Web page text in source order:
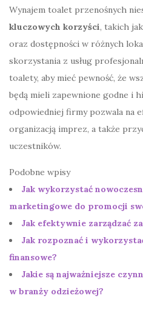
Wynajem toalet przenośnych
kluczowych korzyści, takich
oraz dostępności w różnych
skorzystania z usług
toalety, aby mieć pewność, że
będą mieli zapewnione godne i
odpowiedniej firmy pozwala na
organizacją imprez, a także
uczestników.
Podobne wpisy
Jak wykorzystać
marketingowe do promocji
Jak efektywnie zarządzać
Jak rozpoznać i
finansowe?
Jakie są najważniejsze
w branży odzieżowej?